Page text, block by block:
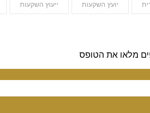
יועץ השקעות ייעוץ השקעות
מלאו את הטופס